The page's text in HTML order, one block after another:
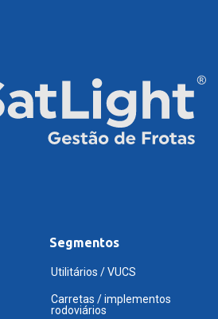
Segmentos
Utilitários / VUCS
Carretas / implementos
rodoviários